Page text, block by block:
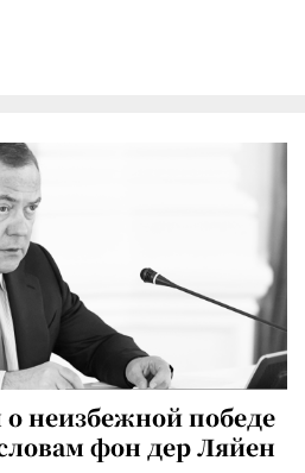
о неизбежной победе
фон дер Ляйен